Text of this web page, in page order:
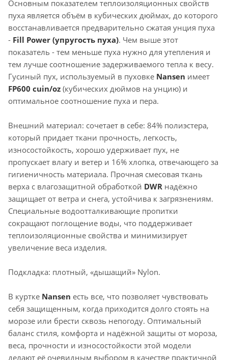
Основным показателем теплоизоляционных свойств
пуха является объём в кубических дюймах, до которого
восстанавливается предварительно сжатая унция пуха
- Fill Power (упругость пуха). Чем выше этот
показатель - тем меньше пуха нужно для утепления и
тем лучше соотношение задерживаемого тепла к весу.
Гусиный пух, используемый в пуховке Nansen имеет
FP600 cuin/oz (кубических дюймов на унцию) и
оптимальное соотношение пуха и пера.
Внешний материал: сочетает в себе: 84% полиэстера,
который придает ткани прочность, легкость,
износостойкость, хорошо удерживает пух, не
пропускает влагу и ветер и 16% хлопка, отвечающего за
гигиеничность материала. Прочная смесовая ткань
верха с влагозащитной обработкой DWR надёжно
защищает от ветра и снега, устойчива к загрязнениям.
Специальные водоотталкивающие пропитки
сокращают поглощение воды, что поддерживает
теплоизоляционные свойства и минимизирует
увеличение веса изделия.
Подкладка: плотный, «дышащий» Nylon.
В куртке Nansen есть все, что позволяет чувствовать
себя защищенным, когда приходится долго стоять на
морозе или брести сквозь непогоду. Оптимальный
баланс стиля, комфорта и надёжной защиты от мороза,
веса, прочности и износостойкости этой модели
делают её очевидным выбором в качестве практичной